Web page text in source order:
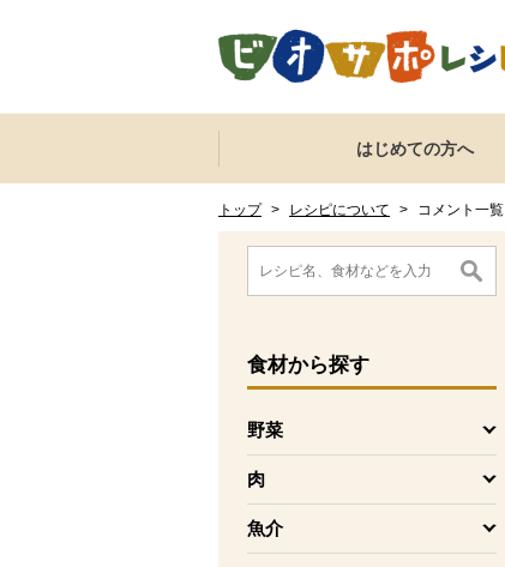
ここからサイト内共通メニューです。
サイト内共通メニューをスキップする
はじめての方へ
トップ > レシピについて > コメント一覧
ここから消費材検索メニューです。
食材から探す
野菜
を開く
肉
を開く
魚介
を開く
消費材検索メニューここまで。
ここから本文です。